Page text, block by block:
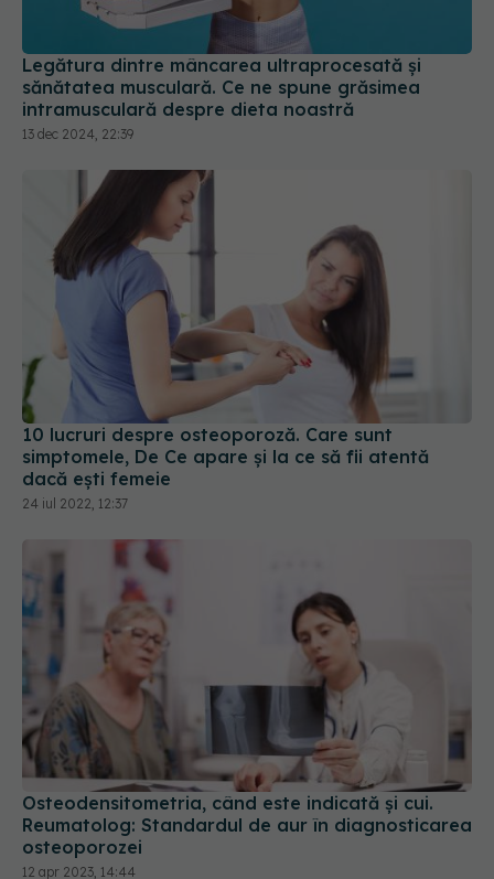
Legătura dintre mâncarea ultraprocesată și
sănătatea musculară. Ce ne spune grăsimea
intramusculară despre dieta noastră
13 dec 2024, 22:39
10 lucruri despre osteoporoză. Care sunt
simptomele, De Ce apare și la ce să fii atentă
dacă ești femeie
24 iul 2022, 12:37
Osteodensitometria, când este indicată și cui.
Reumatolog: Standardul de aur în diagnosticarea
osteoporozei
12 apr 2023, 14:44